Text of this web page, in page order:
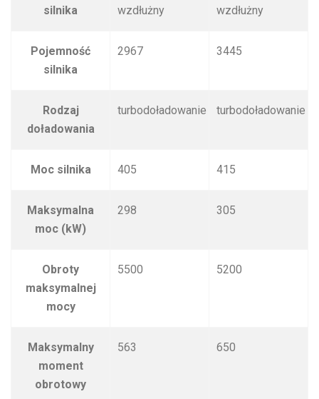
silnika
wzdłużny
wzdłużny
Pojemność
silnika
2967 3445
Rodzaj
doładowania
turbodoładowanie turbodoładowanie
Moc silnika 405 415
Maksymalna
moc (kW)
298 305
Obroty
maksymalnej
mocy
5500 5200
Maksymalny
moment
obrotowy
563 650